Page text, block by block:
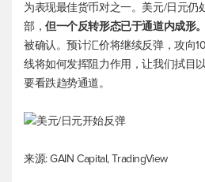
为表现最佳货币对之一。美元/日元仍
部，但一个反转形态已于通道内成形
被确认。预计汇价将继续反弹，攻向
线将如何发挥阻力作用，让我们拭目
要看跌趋势通道。
来源: GAIN Capital, TradingView